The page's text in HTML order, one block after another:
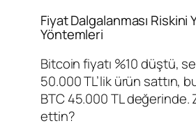
Fiyat Dalgalanması Riskini
Yöntemleri
Bitcoin fiyatı %10 düştü,
50.000 TL’lik ürün sattın,
BTC 45.000 TL değerinde.
ettin?